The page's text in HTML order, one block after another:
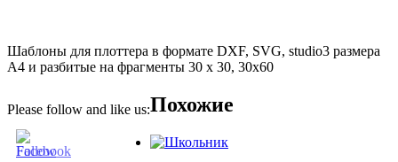
Шаблоны для плоттера в формате DXF, SVG, studio3 размера
А4 и разбитые на фрагменты 30 х 30, 30х60
Please follow and like us:Похожие